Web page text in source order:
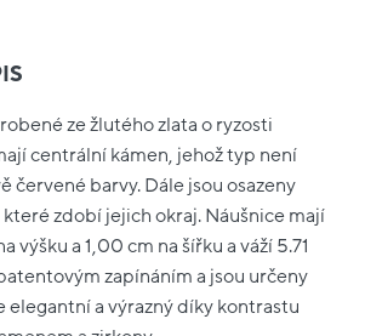
ze žlutého zlata o ryzosti
centrální kámen, jehož typ není
červené barvy. Dále jsou osazeny
zdobí jejich okraj. Náušnice mají
výšku a 1,00 cm na šířku a váží 5.71
zapínáním a jsou určeny
elegantní a výrazný díky kontrastu